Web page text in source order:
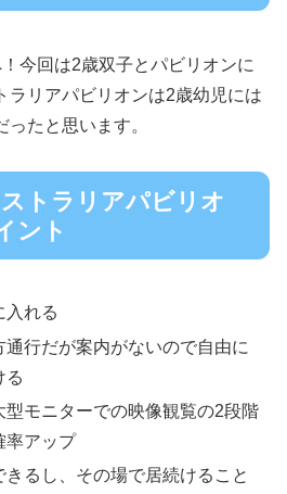
今回は2歳双子とパビリオンに
ラリアパビリオンは2歳幼児には
たと思います。
トラリアパビリオ
ント
入れる
通行だが案内がないので自由に
る
型モニターでの映像観覧の2段階
率アップ
るし、その場で居続けること